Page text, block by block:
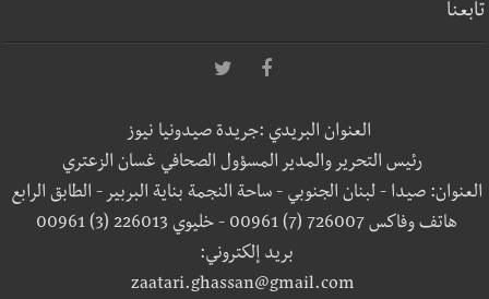
تابعنا
العنوان البريدي :جريدة صيدونيا نيوز
رئيس التحرير والمدير المسؤول الصحافي غسان الزعتري
العنوان: صيدا - لبنان الجنوبي - ساحة النجمة بناية البربير - الطابق الرابع
هاتف وفاكس 726007 (7) 00961 - خليوي 226013 (3) 00961
بريد إلكتروني:
zaatari.ghassan@gmail.com